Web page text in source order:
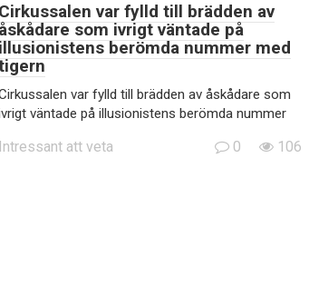
Cirkussalen var fylld till brädden av
som ivrigt väntade på
berömda nummer med
var fylld till brädden av åskådare som
väntade på illusionistens berömda nummer
Intressant att veta 0 106